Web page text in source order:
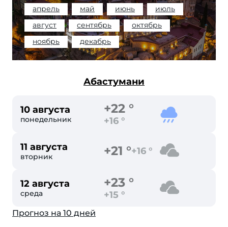
апрель
май июнь
июль
август
сентябрь
октябрь
ноябрь
декабрь
Абастумани
10 августа
понедельник
+22 °
+16 °
11 августа
вторник +21 °+16 °
12 августа
среда
+23 °
+15 °
Прогноз на 10 дней